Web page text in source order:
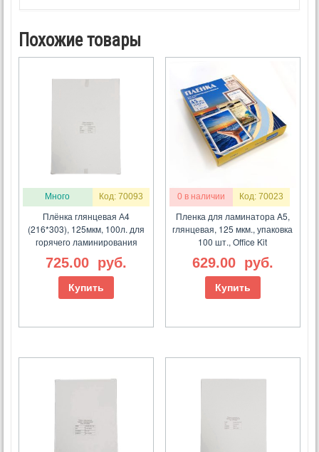
Похожие товары
Много Код: 70093
Плёнка глянцевая А4
(216*303), 125мкм, 100л. для
горячего ламинирования
725.00 руб.
Купить
0 в наличии Код: 70023
Пленка для ламинатора A5,
глянцевая, 125 мкм., упаковка
100 шт., Office Kit
629.00 руб.
Купить